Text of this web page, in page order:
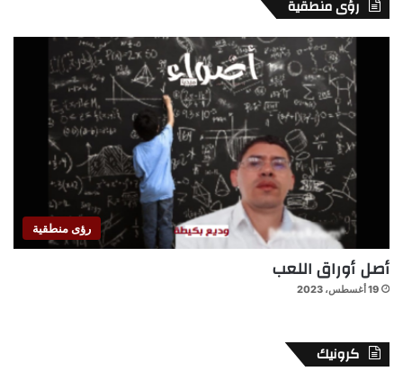
رؤى منطقية
رؤى منطقية
أصل أوراق اللعب
19 أغسطس، 2023
كرونيك